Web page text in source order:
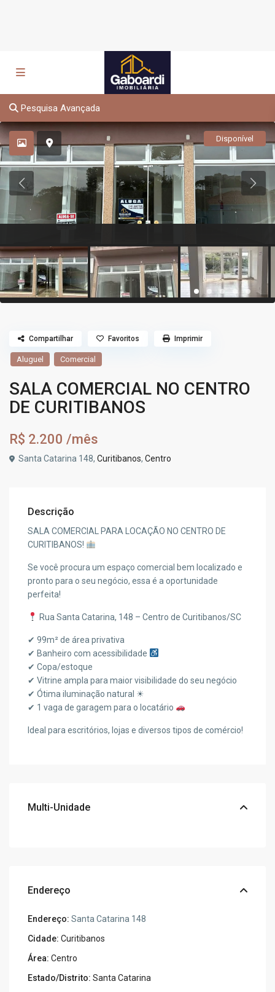
Pesquisa Avançada
Disponível
Aluguel Comercial
SALA COMERCIAL NO CENTRO
DE CURITIBANOS
R$ 2.200/mês
Santa Catarina 148,Curitibanos,Centro
Compartilhar Favoritos Imprimir
Descrição
SALA COMERCIAL PARA LOCAÇÃO NO CENTRO DE
CURITIBANOS!
Se você procura um espaço comercial bem localizado e
pronto para o seu negócio, essa é a oportunidade
perfeita!
Rua Santa Catarina, 148 – Centro de Curitibanos/SC
✔ 99m² de área privativa
✔ Banheiro com acessibilidade
✔ Copa/estoque
✔ Vitrine ampla para maior visibilidade do seu negócio
✔ Ótima iluminação natural ☀
✔ 1 vaga de garagem para o locatário
Ideal para escritórios, lojas e diversos tipos de comércio!
Multi-Unidade
Endereço
Endereço: Santa Catarina 148
Cidade: Curitibanos
Área: Centro
Estado/Distrito: Santa Catarina